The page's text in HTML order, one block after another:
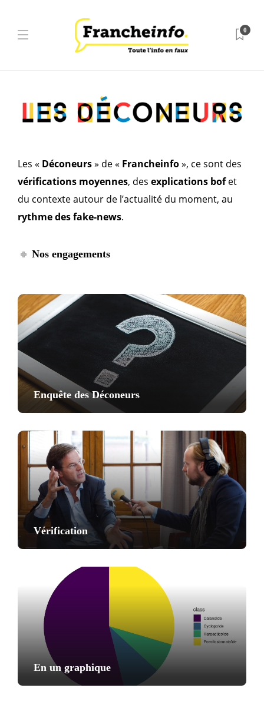
0
Les « Déconeurs» de « Francheinfo», ce sont des
vérifications moyennes, des explications bofet
du contexte autour de l’actualité du moment, au
rythme des fake-news.
Nos engagements
Enquête des Déconeurs
Vérification
En un graphique